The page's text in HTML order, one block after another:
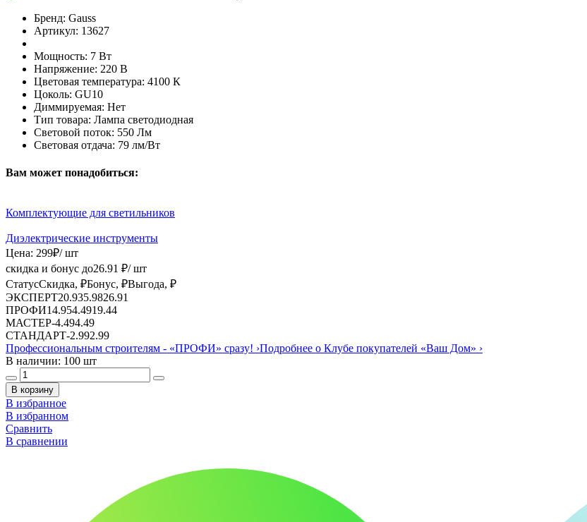
Бренд: Gauss
Артикул: 13627
Мощность: 7 Вт
Напряжение: 220 В
Цветовая температура: 4100 К
Цоколь: GU10
Диммируемая: Нет
Тип товара: Лампа светодиодная
Световой поток: 550 Лм
Световая отдача: 79 лм/Вт
Вам может понадобиться:
Комплектующие для светильников
Диэлектрические инструменты
Цена: 299₽/ шт
скидка и бонус до26.91 ₽/ шт
СтатусСкидка, ₽Бонус, ₽Выгода, ₽
ЭКСПЕРТ20.935.9826.91
ПРОФИ14.954.4919.44
МАСТЕР-4.494.49
СТАНДАРТ-2.992.99
Профессиональным строителям - «ПРОФИ» сразу! ›Подробнее о Клубе покупателей «Ваш Дом» ›
В наличии: 100 шт
В корзину
В избранное
В избранном
Сравнить
В сравнении